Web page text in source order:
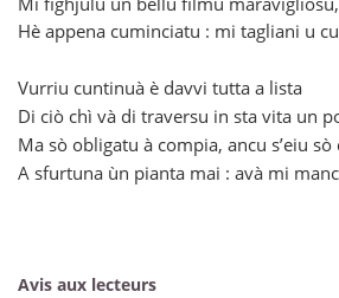
Hè appena cuminciatu : mi tagliani u
Vurriu cuntinuà è davvi tutta a lista
Di ciò chì và di traversu in sta vita un
Ma sò obligatu à compia, ancu s’eiu
A sfurtuna ùn pianta mai : avà mi
Avis aux lecteurs